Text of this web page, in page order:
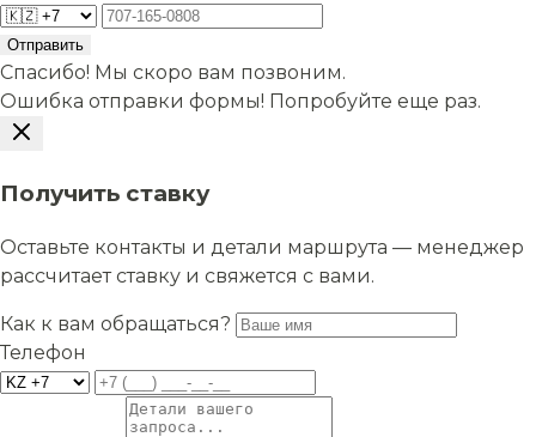
Отправить
Спасибо! Мы скоро вам позвоним.
Ошибка отправки формы! Попробуйте еще раз.
Получить ставку
Оставьте контакты и детали маршрута — менеджер
рассчитает ставку и свяжется с вами.
Как к вам обращаться?
Телефон